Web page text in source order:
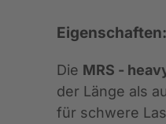
Eigenschaften:
Die MRS -
der Länge als
für schwere